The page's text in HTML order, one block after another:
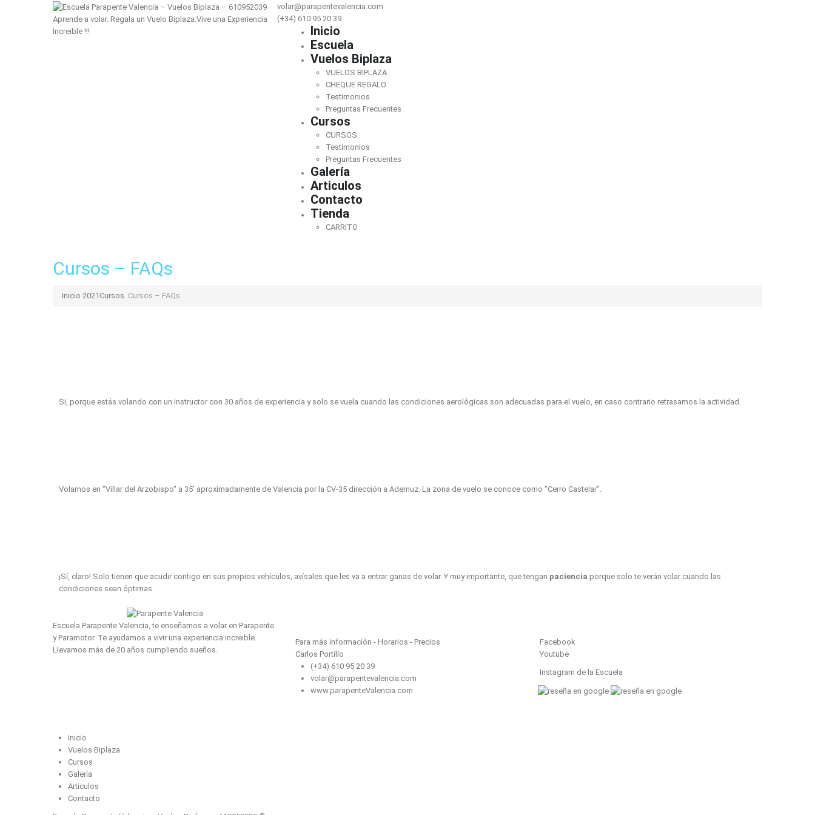
Aprende a volar. Regala un Vuelo Biplaza.Vive una Experiencia
Increible !!!
volar@parapentevalencia.com
(+34) 610 95 20 39
Inicio
Escuela
Vuelos Biplaza
VUELOS BIPLAZA
CHEQUE REGALO
Testimonios
Preguntas Frecuentes
Cursos
CURSOS
Testimonios
Preguntas Frecuentes
Galería
Articulos
Contacto
Tienda
CARRITO
Cursos – FAQs
Inicio 2021 Cursos Cursos – FAQs
Si, porque estás volando con un instructor con 30 años de experiencia y solo se vuela cuando las condiciones aerológicas son adecuadas para el vuelo, en caso contrario retrasamos la actividad.
Volamos en "Villar del Arzobispo" a 35' aproximadamente de Valencia por la CV-35 dirección a Ademuz. La zona de vuelo se conoce como "Cerro Castelar".
¡Sí, claro! Solo tienen que acudir contigo en sus propios vehículos, avísales que les va a entrar ganas de volar. Y muy importante, que tengan paciencia porque solo te verán volar cuando las
condiciones sean óptimas.
Escuela Parapente Valencia, te enseñamos a volar en Parapente
y Paramotor. Te ayudamos a vivir una experiencia increible.
Llevamos más de 20 años cumpliendo sueños.
Para más información - Horarios - Precios
Carlos Portillo
(+34) 610 95 20 39
volar@parapentevalencia.com
www.parapenteValencia.com
Facebook
Youtube
Instagram de la Escuela
Inicio
Vuelos Biplaza
Cursos
Galería
Articulos
Contacto